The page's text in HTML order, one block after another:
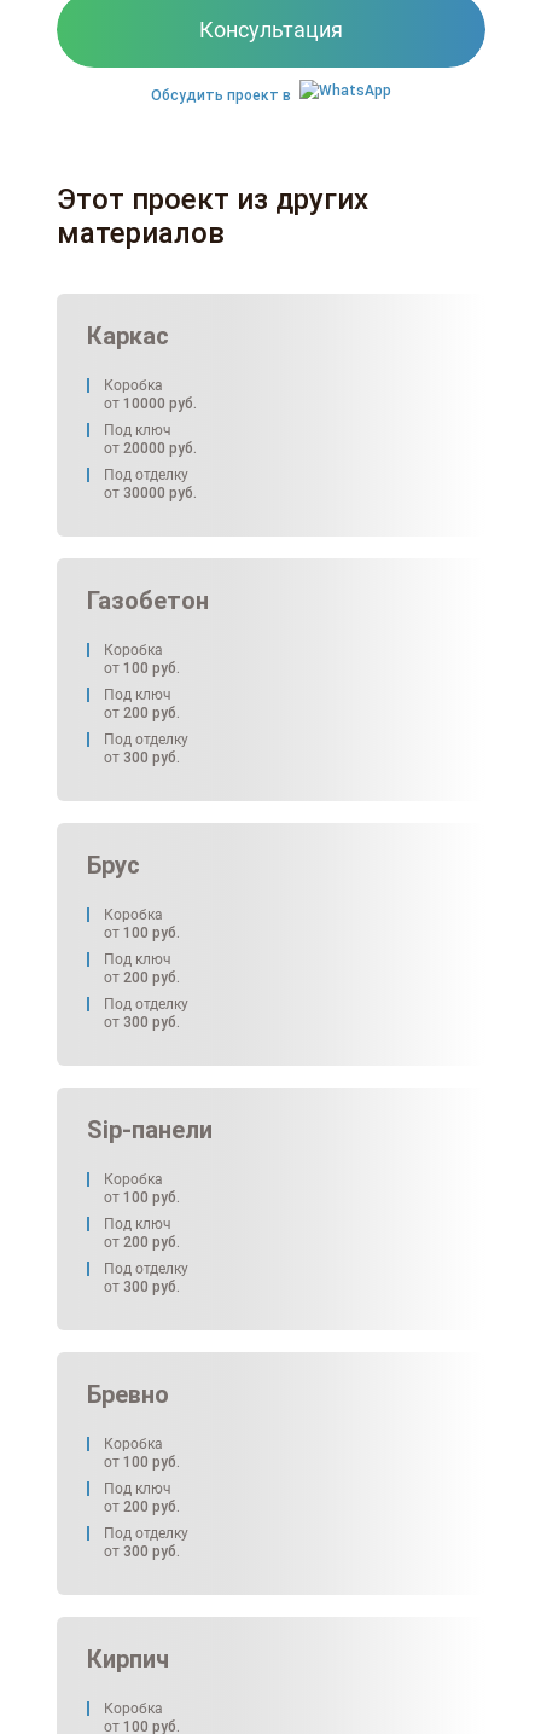
Консультация
Обсудить проект в
Этот проект из других
материалов
Каркас
Коробка
от 10000 руб.
Под ключ
от 20000 руб.
Под отделку
от 30000 руб.
Газобетон
Коробка
от 100 руб.
Под ключ
от 200 руб.
Под отделку
от 300 руб.
Брус
Коробка
от 100 руб.
Под ключ
от 200 руб.
Под отделку
от 300 руб.
Sip-панели
Коробка
от 100 руб.
Под ключ
от 200 руб.
Под отделку
от 300 руб.
Бревно
Коробка
от 100 руб.
Под ключ
от 200 руб.
Под отделку
от 300 руб.
Кирпич
Коробка
от 100 руб.